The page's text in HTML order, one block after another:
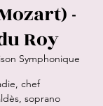
-
Roy
Symphonique
chef
soprano